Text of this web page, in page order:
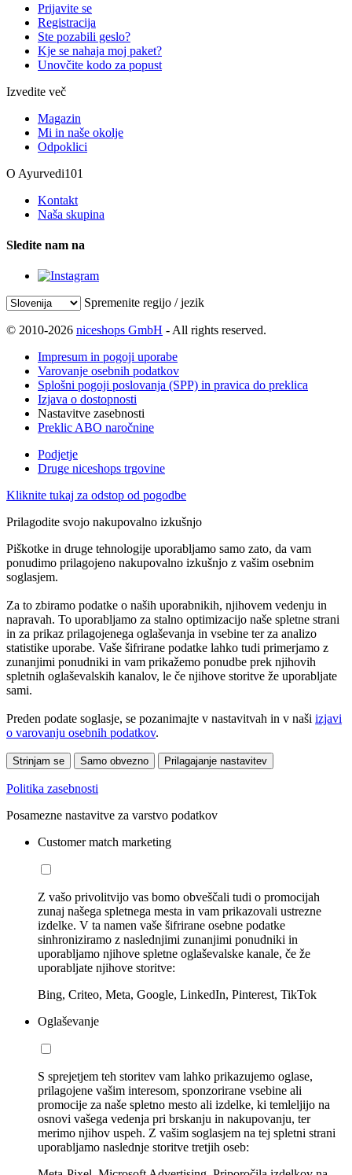
Prijavite se
Registracija
Ste pozabili geslo?
Kje se nahaja moj paket?
Unovčite kodo za popust
Izvedite več
Magazin
Mi in naše okolje
Odpoklici
O Ayurvedi101
Kontakt
Naša skupina
Sledite nam na
Spremenite regijo / jezik
© 2010-2026 niceshops GmbH - All rights reserved.
Impresum in pogoji uporabe
Varovanje osebnih podatkov
Splošni pogoji poslovanja (SPP) in pravica do preklica
Izjava o dostopnosti
Nastavitve zasebnosti
Preklic ABO naročnine
Podjetje
Druge niceshops trgovine
Kliknite tukaj za odstop od pogodbe
Prilagodite svojo nakupovalno izkušnjo
Piškotke in druge tehnologije uporabljamo samo zato, da vam
ponudimo prilagojeno nakupovalno izkušnjo z vašim osebnim
soglasjem.
Za to zbiramo podatke o naših uporabnikih, njihovem vedenju in
napravah. To uporabljamo za stalno optimizacijo naše spletne strani
in za prikaz prilagojenega oglaševanja in vsebine ter za analizo
statistike uporabe. Vaše šifrirane podatke lahko tudi primerjamo z
zunanjimi ponudniki in vam prikažemo ponudbe prek njihovih
spletnih oglaševalskih kanalov, le če njihove storitve že uporabljate
sami.
Preden podate soglasje, se pozanimajte v nastavitvah in v naši izjavi
o varovanju osebnih podatkov.
Strinjam se Samo obvezno Prilagajanje nastavitev
Politika zasebnosti
Posamezne nastavitve za varstvo podatkov
Customer match marketing
Z vašo privolitvijo vas bomo obveščali tudi o promocijah
zunaj našega spletnega mesta in vam prikazovali ustrezne
izdelke. V ta namen vaše šifrirane osebne podatke
sinhroniziramo z naslednjimi zunanjimi ponudniki in
uporabljamo njihove spletne oglaševalske kanale, če že
uporabljate njihove storitve:
Bing, Criteo, Meta, Google, LinkedIn, Pinterest, TikTok
Oglaševanje
S sprejetjem teh storitev vam lahko prikazujemo oglase,
prilagojene vašim interesom, sponzorirane vsebine ali
promocije za naše spletno mesto ali izdelke, ki temleljijo na
osnovi vašega vedenja pri brskanju in nakupovanju, ter
merimo njihov uspeh. Z vašim soglasjem na tej spletni strani
uporabljamo naslednje storitve tretjih oseb: